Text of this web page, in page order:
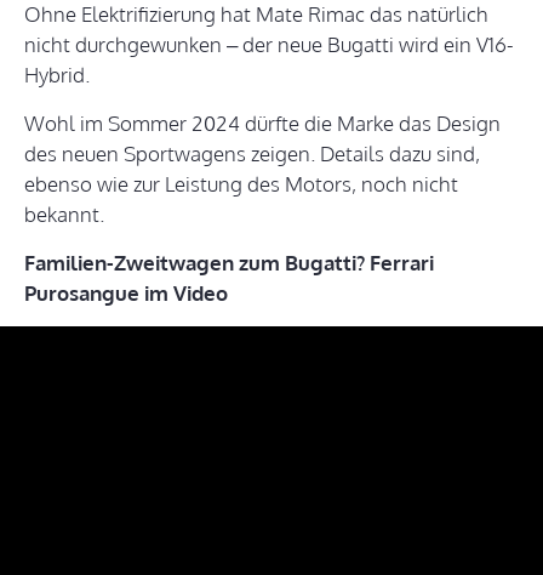
Ohne Elektrifizierung hat Mate Rimac das natürlich
nicht durchgewunken – der neue Bugatti wird ein V16-
Hybrid.
Wohl im Sommer 2024 dürfte die Marke das Design
des neuen Sportwagens zeigen. Details dazu sind,
ebenso wie zur Leistung des Motors, noch nicht
bekannt.
Familien-Zweitwagen zum Bugatti? Ferrari
Purosangue im Video